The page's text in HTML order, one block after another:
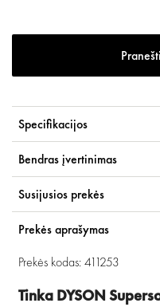
Specifikacijos
Bendras įvertinimas
Susijusios prekės
Prekės aprašymas
Prekės kodas: 411253
Tinka DYSON